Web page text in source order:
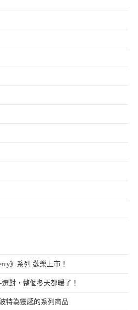
》系列 歡樂上市！
對，整個冬天都暖了！
特為靈感的系列商品